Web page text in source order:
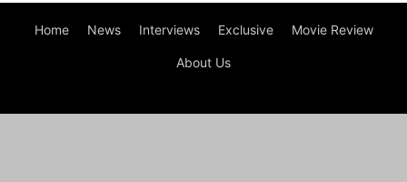
Home News Interviews Exclusive Movie Review
About Us